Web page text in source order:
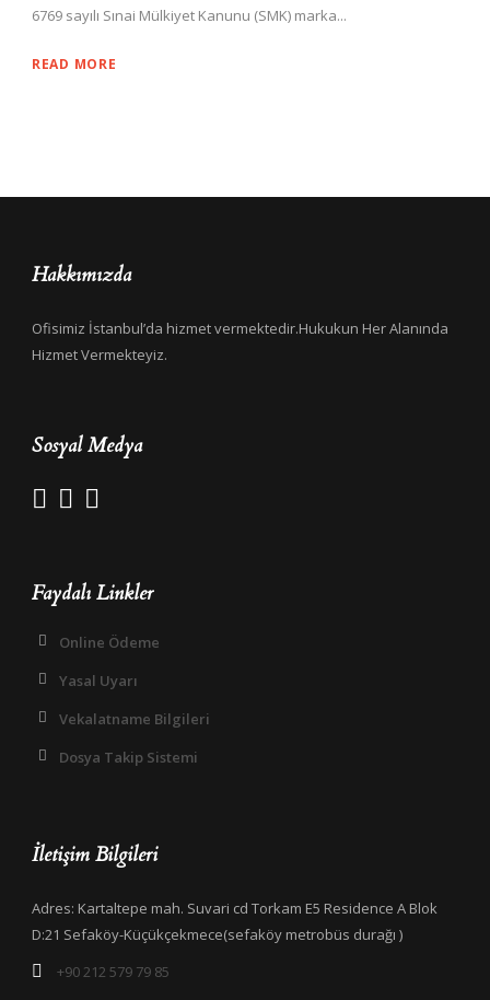
6769 sayılı Sınai Mülkiyet Kanunu (SMK) marka...
READ MORE
Hakkımızda
Ofisimiz İstanbul’da hizmet vermektedir.Hukukun Her Alanında
Hizmet Vermekteyiz.
Sosyal Medya
Faydalı Linkler
Online Ödeme
Yasal Uyarı
Vekalatname Bilgileri
Dosya Takip Sistemi
İletişim Bilgileri
Adres: Kartaltepe mah. Suvari cd Torkam E5 Residence A Blok
D:21 Sefaköy-Küçükçekmece(sefaköy metrobüs durağı )
+90 212 579 79 85